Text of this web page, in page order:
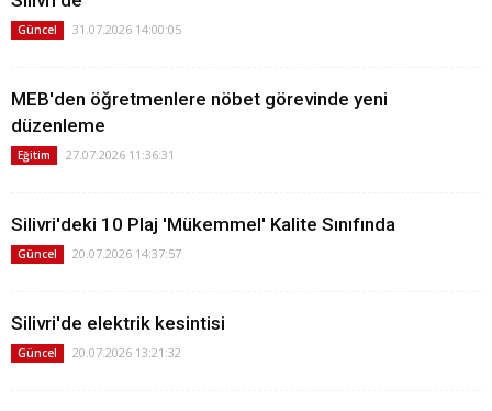
Güncel 31.07.2026 14:00:05
MEB'den öğretmenlere nöbet görevinde yeni
düzenleme
Eğitim 27.07.2026 11:36:31
Silivri'deki 10 Plaj 'Mükemmel' Kalite Sınıfında
Güncel 20.07.2026 14:37:57
Silivri'de elektrik kesintisi
Güncel 20.07.2026 13:21:32